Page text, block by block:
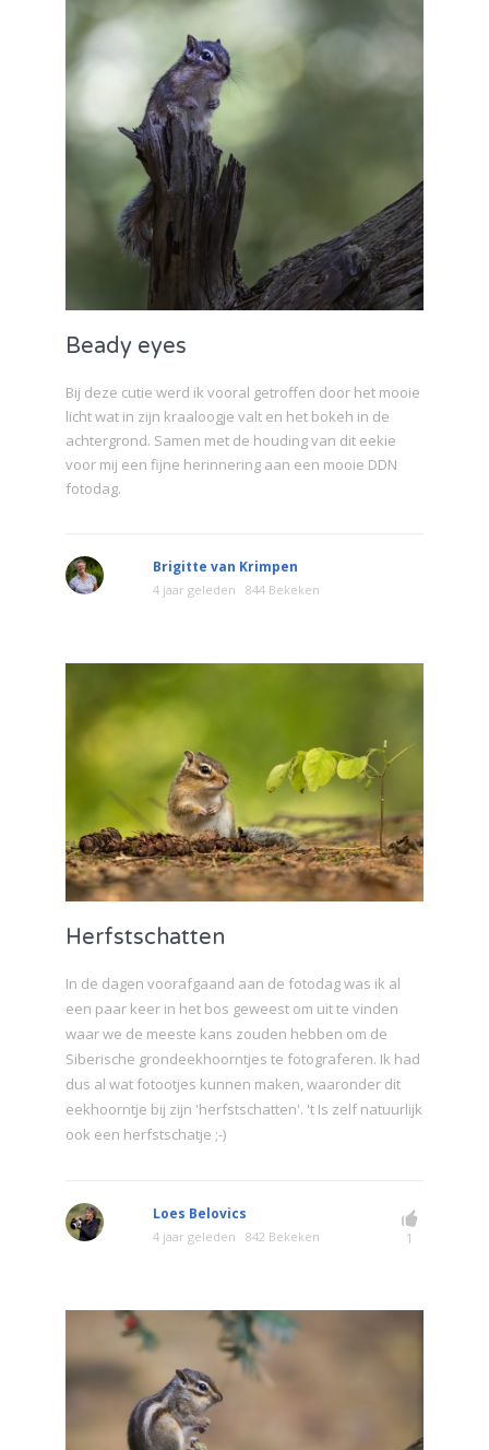
Beady eyes
Bij deze cutie werd ik vooral getroffen door het mooie
licht wat in zijn kraaloogje valt en het bokeh in de
achtergrond. Samen met de houding van dit eekie
voor mij een fijne herinnering aan een mooie DDN
fotodag.
Brigitte van Krimpen
4 jaar geleden 844 Bekeken
Herfstschatten
In de dagen voorafgaand aan de fotodag was ik al
een paar keer in het bos geweest om uit te vinden
waar we de meeste kans zouden hebben om de
Siberische grondeekhoorntjes te fotograferen. Ik had
dus al wat fotootjes kunnen maken, waaronder dit
eekhoorntje bij zijn 'herfstschatten'. 't Is zelf natuurlijk
ook een herfstschatje ;-)
Loes Belovics
4 jaar geleden 842 Bekeken 1